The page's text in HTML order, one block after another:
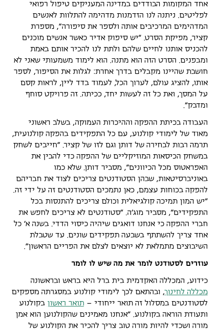
אחד המקומות הבודדים במדינה המעניקים טיפול רפואי
לפליטים. ניתנה לנו הזדמנות מדהימה להתלוות לאנשים
המדהימים המרכיבים אותה ולספר את סיפורה", מספרת
קציר, מפיקת הסרט. "יש סיפוק אדיר כאשר אנשים מוכנים
להכניס אותנו לחיים שלהם ולתת לנו להכיר אותם באמת
ומבפנים. הסרט הזה הוא מתנה. הוא לימוד משמעותי שאני לא
חושבת שהיינו מקבלים בדרך אחרת: לגלות את הסיפור, לספר
אותו, להציג עולם, לערוך הכל, לעמוד בדד ליין, לראות קסם
על המסך, ואת כל זה לעשות יחד, ככיתה. זה פרויקט סוחף
ומדבק".
העבודה בכיתת ההפקה וההיכרות העמוקה, בשלב ראשוני
מאוד של לימודי קולנוע, עם כל התפקידים בהפקה קולנועית,
תרמה רבות לבחירה של דותן וגם לזו של קציר. "חייבים לשחק
במשחק הכיסאות המוזיקליים של ההפקה כדי להבין את
האפראטוס מכל הכיוונים", מסביר דותן. שלא כמו
באוניברסיטאות, שבהן הסטודנטים צריכים לצוד את חבריהם
להפקה בכוחות עצמם, כאן נתמכים הסטודנטים זה על ידי זה.
"יש המון תמיכה קולגיאלית וכולם צריכים להתנסות בכל
התפקידים", מסביר מוג'ה. "סטודנטים לא צריכים לחפש את
חברי ההפקה כי אנחנו דואגים שיהיה כיסוי הדדי. בשנה א' כל
אחד צריך להשתתף בשבעה תפקידים שונים. עד שטבלת
השיבוצים מתמלאת לא יוצאים לצלם את הפריים הראשון".
עוזרים לסטודנט לומר את מה שיש לו לומר
כידוע, המכללה האקדמית בית ברל היא בראש ובראשונה
מכללה לחינוך, ובהתאם לכך לימודי קולנוע במסגרתה מספקים
לסטודנטים במסלול זה תואר ייחודי –תואר ראשון בקולנוע
ותעודת הוראה בקולנוע. "אנחנו מאמינים שהקולנוען הוא אמן
מורה ושכדי להיות מורה טוב צריך להכיר את הקולנוע של